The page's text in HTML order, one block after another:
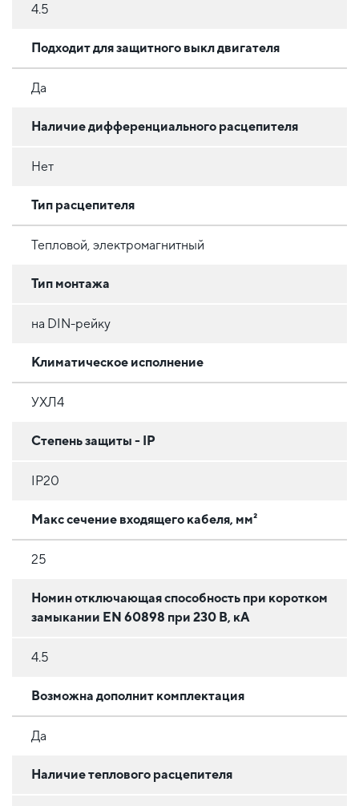
4.5
Подходит для защитного выкл двигателя
Да
Наличие дифференциального расцепителя
Нет
Тип расцепителя
Тепловой, электромагнитный
Тип монтажа
на DIN-рейку
Климатическое исполнение
УХЛ4
Степень защиты - IP
IP20
Макс сечение входящего кабеля, мм²
25
Номин отключающая способность при коротком
замыкании EN 60898 при 230 В, кА
4.5
Возможна дополнит комплектация
Да
Наличие теплового расцепителя